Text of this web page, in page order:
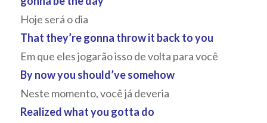
Hoje será o dia
That they’re gonna throw it back to you
Em que eles jogarão isso de volta para você
By now you should’ve somehow
Neste momento, você já deveria
Realized what you gotta do